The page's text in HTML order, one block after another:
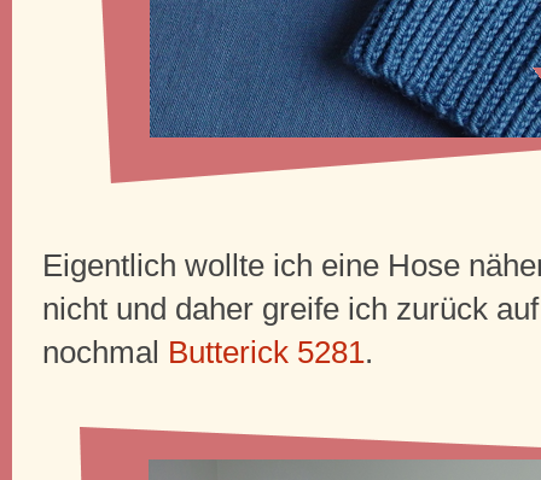
Eigentlich wollte ich eine Hose
nicht und daher greife ich zurück
nochmal Butterick 5281.